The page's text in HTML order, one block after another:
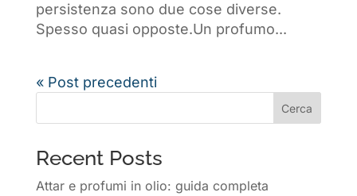
persistenza sono due cose diverse.
Spesso quasi opposte.Un profumo...
« Post precedenti
Cerca
Recent Posts
Attar e profumi in olio: guida completa